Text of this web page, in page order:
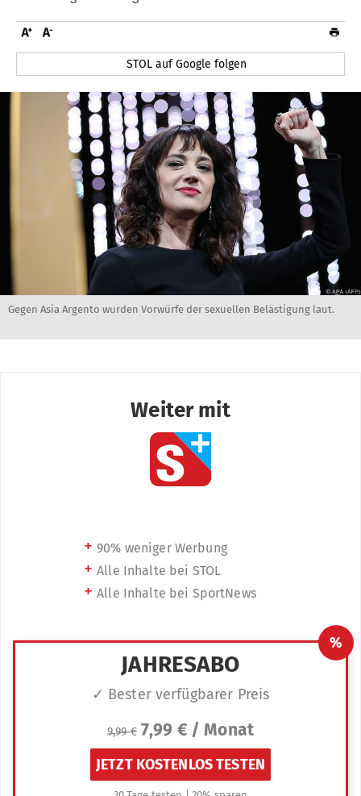
STOL auf Google folgen
Gegen Asia Argento wurden Vorwürfe der sexuellen Belästigung laut.